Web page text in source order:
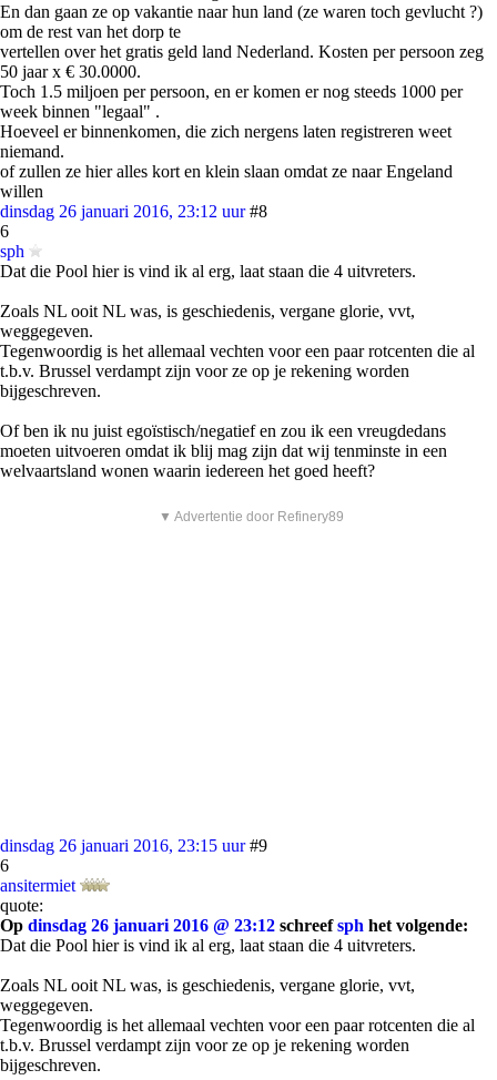
En dan gaan ze op vakantie naar hun land (ze waren toch gevlucht ?)
om de rest van het dorp te
vertellen over het gratis geld land Nederland. Kosten per persoon zeg
50 jaar x € 30.0000.
Toch 1.5 miljoen per persoon, en er komen er nog steeds 1000 per
week binnen "legaal" .
Hoeveel er binnenkomen, die zich nergens laten registreren weet
niemand.
of zullen ze hier alles kort en klein slaan omdat ze naar Engeland
willen
dinsdag 26 januari 2016, 23:12 uur #8
6
sph
Dat die Pool hier is vind ik al erg, laat staan die 4 uitvreters.
Zoals NL ooit NL was, is geschiedenis, vergane glorie, vvt,
weggegeven.
Tegenwoordig is het allemaal vechten voor een paar rotcenten die al
t.b.v. Brussel verdampt zijn voor ze op je rekening worden
bijgeschreven.
Of ben ik nu juist egoïstisch/negatief en zou ik een vreugdedans
moeten uitvoeren omdat ik blij mag zijn dat wij tenminste in een
welvaartsland wonen waarin iedereen het goed heeft?
▼ Advertentie door Refinery89
dinsdag 26 januari 2016, 23:15 uur #9
6
ansitermiet
quote:
Op dinsdag 26 januari 2016 @ 23:12 schreefsph het volgende:
Dat die Pool hier is vind ik al erg, laat staan die 4 uitvreters.
Zoals NL ooit NL was, is geschiedenis, vergane glorie, vvt,
weggegeven.
Tegenwoordig is het allemaal vechten voor een paar rotcenten die al
t.b.v. Brussel verdampt zijn voor ze op je rekening worden
bijgeschreven.